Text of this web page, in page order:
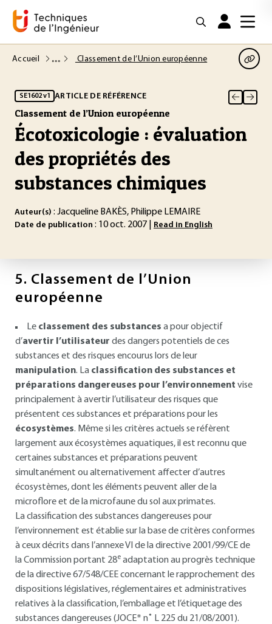
Accueil Classement de l’Union européenne
SE1602 v1 ARTICLE DE RÉFÉRENCE
Classement de l’Union européenne
Écotoxicologie : évaluation
des propriétés des
substances chimiques
Auteur(s) : Jacqueline BAKÈS, Philippe LEMAIRE
Date de publication : 10 oct. 2007 | Read in English
5. Classement de l’Union
européenne
Le classement des substances a pour objectif
d’avertir l’utilisateur des dangers potentiels de ces
substances et des risques encourus lors de leur
manipulation. La classification des substances et
préparations dangereuses pour l’environnement vise
principalement à avertir l’utilisateur des risques que
présentent ces substances et préparations pour les
écosystèmes. Même si les critères actuels se réfèrent
largement aux écosystèmes aquatiques, il est reconnu que
certaines substances et préparations peuvent
simultanément ou alternativement affecter d’autres
écosystèmes, dont les éléments peuvent aller de la
microflore et de la microfaune du sol aux primates.
La classification des substances dangereuses pour
l’environnement est établie sur la base de critères conformes
à ceux décrits dans l’annexe VI de la directive 2001/99/CE de
la Commission portant 28e adaptation au progrès technique
de la directive 67/548/CEE concernant le rapprochement des
dispositions législatives, réglementaires et administratives
relatives à la classification, l’emballage et l’étiquetage des
substances dangereuses (JOCE* n˚ L 225 du 21/08/2001).